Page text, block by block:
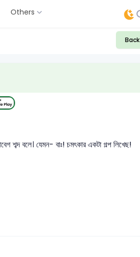
Others
Back
শব্দ বলে। যেমন- বাঃ! চমৎকার একটা গল্প লিখেছ!